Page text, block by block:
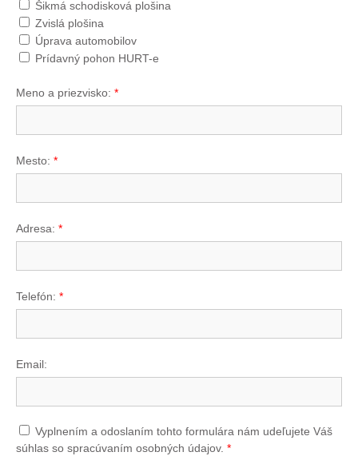
Šikmá schodisková plošina
Zvislá plošina
Úprava automobilov
Prídavný pohon HURT-e
Meno a priezvisko: *
Mesto: *
Adresa: *
Telefón: *
Email:
Vyplnením a odoslaním tohto formulára nám udeľujete Váš
súhlas so spracúvaním osobných údajov. *